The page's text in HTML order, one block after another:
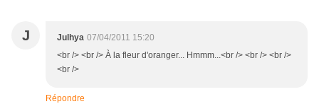
J Julhya 07/04/2011 15:20
<br /> <br /> À la fleur d'oranger... Hmmm...<br /> <br /> <br />
<br />
Répondre